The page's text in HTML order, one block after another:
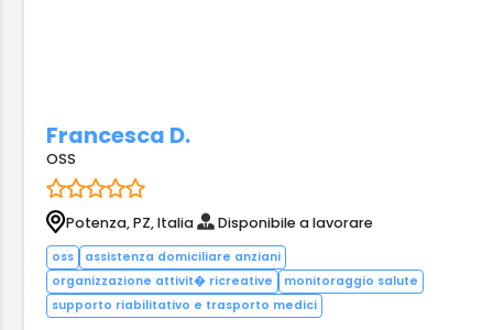
Francesca D.
OSS
Potenza, PZ, Italia Disponibile a lavorare
oss
assistenza domiciliare anziani
organizzazione attivit� ricreative
monitoraggio salute
supporto riabilitativo e trasporto medici